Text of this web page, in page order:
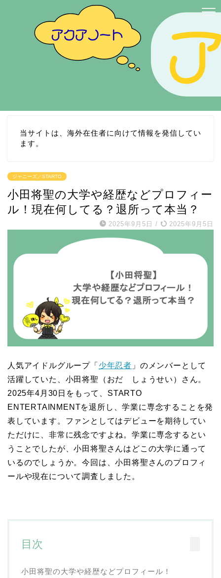
当サイトは、海外在住者に向けて情報を発信してい
ます。
ジャニーズ／STARTO
小田将聖の大学や経歴などプロフィー
ル！現在何してる？退所って本当？
2025年9月5日 / 2025年9月5日
人気アイドルグループ「 少年忍者 」のメンバーとして
活躍していた、小田将聖（おだ しょうせい）さん。
2025年4月30日をもって、STARTO
ENTERTAINMENTを退所し、学業に専念することを発
表しています。ファンとしてはデビューを期待してい
ただけに、非常に残念ですよね。学業に専念するとい
うことでしたが、小田将聖さんはどこの大学に通って
いるのでしょうか。今回は、小田将聖さんのプロフィ
ールや現在について調査しました。
目次
小田将聖の大学や経歴などプロフィール！